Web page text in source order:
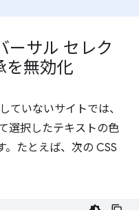
ーサル セレク
を無効化
ていないサイトでは、
選択したテキストの色
たとえば、次の CSS